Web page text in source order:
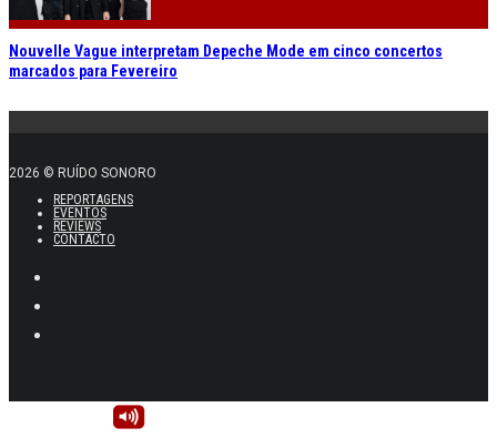
Nouvelle Vague interpretam Depeche Mode em cinco concertos
marcados para Fevereiro
2026 © RUÍDO SONORO
REPORTAGENS
EVENTOS
REVIEWS
CONTACTO